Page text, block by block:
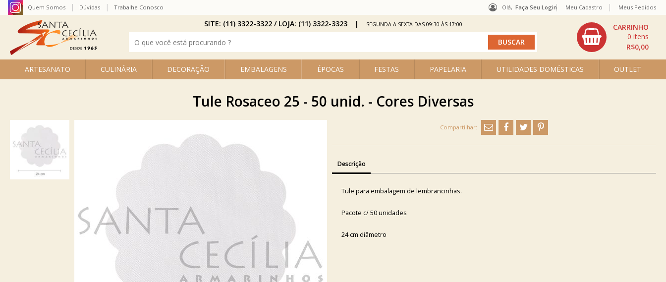
Olá, Faça Seu Login
ARTESANATO CULINÁRIA DECORAÇÃO EMBALAGENS ÉPOCAS FESTAS PAPELARIA UTILIDADES DOMÉSTICAS OUTLET
R$0,00
0
Quem Somos Dúvidas Trabalhe Conosco Meu Cadastro Meus Pedidos
SITE: (11) 3322-3322 / LOJA: (11) 3322-3323 SEGUNDA A SEXTA DAS 09:30 ÀS 17:00
Tule Rosaceo 25 - 50 unid. - Cores Diversas
Descrição
Tule para embalagem de lembrancinhas.
Pacote c/ 50 unidades
24 cm diâmetro